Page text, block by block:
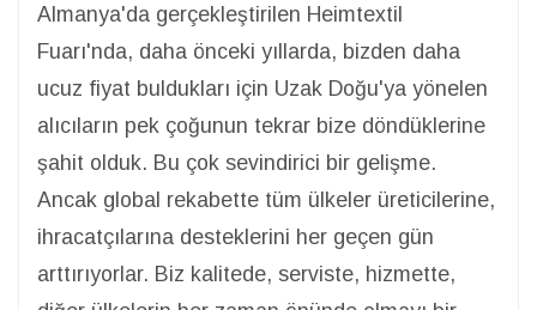
Almanya'da gerçekleştirilen Heimtextil
Fuarı'nda, daha önceki yıllarda, bizden daha
ucuz fiyat buldukları için Uzak Doğu'ya yönelen
alıcıların pek çoğunun tekrar bize döndüklerine
şahit olduk. Bu çok sevindirici bir gelişme.
Ancak global rekabette tüm ülkeler üreticilerine,
ihracatçılarına desteklerini her geçen gün
arttırıyorlar. Biz kalitede, serviste, hizmette,